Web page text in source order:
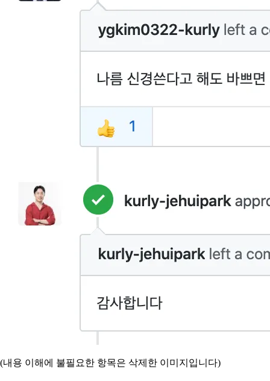
(내용 이해에 불필요한 항목은 삭제한 이미지입니다)